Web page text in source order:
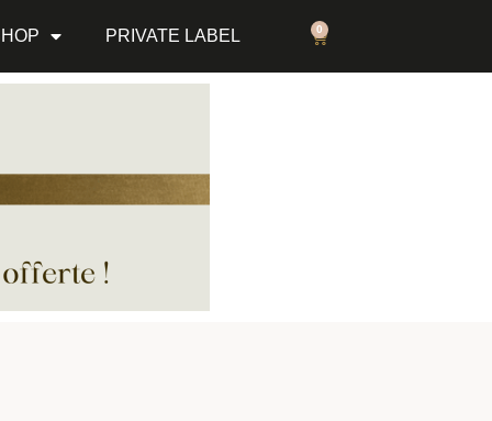
PRIVATE LABEL 0